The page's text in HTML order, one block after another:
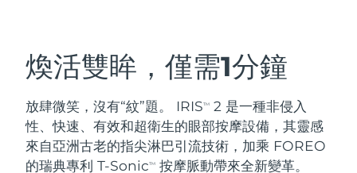
煥活雙眸，僅需1分鐘
放肆微笑，沒有“紋”題。 IRISTM
2 是一種非侵入
性、快速、有效和超衛生的眼部按摩設備，其靈感
來自亞洲古老的指尖淋巴引流技術，加乘 FOREO
的瑞典專利 T-SonicTM 按摩脈動帶來全新變革。
面部清潔
LUNA™ 4 套裝
緊致提拉
BEAR™ 2 套裝
奧地利 預計送達日期
比利時 預計送達日期8/10/26
百慕達 預計送達日期8/16/26